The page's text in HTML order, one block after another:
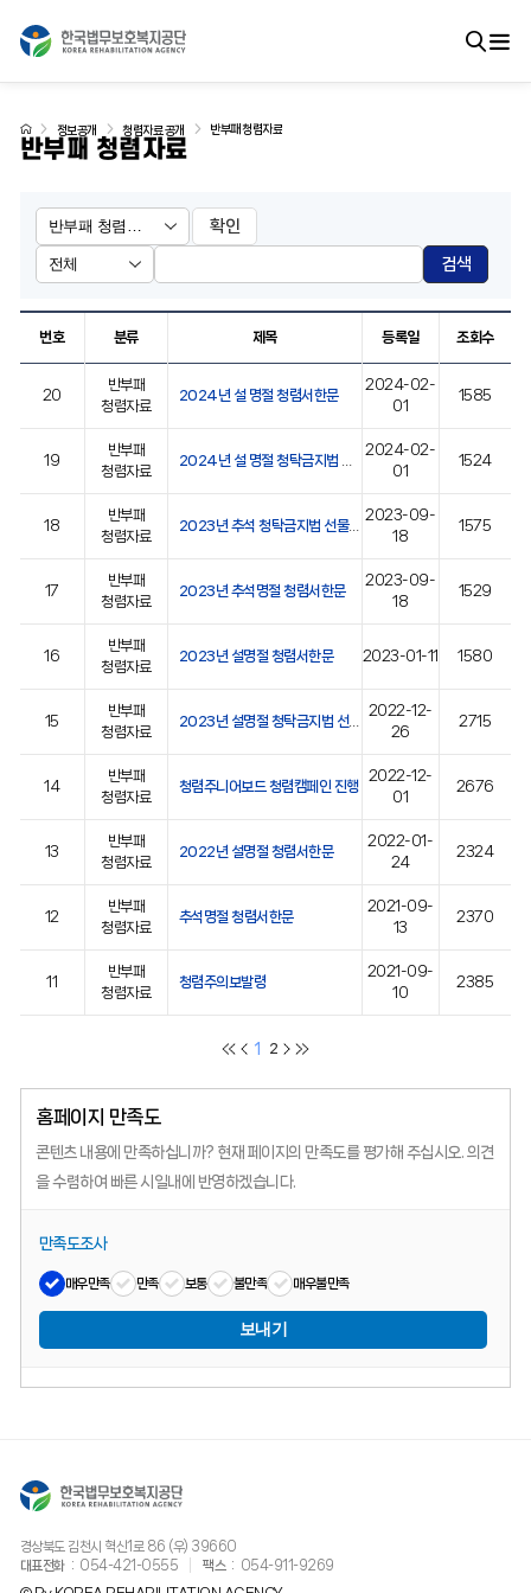
반부패 청렴자료
정보공개 청렴자료 공개 반부패 청렴자료
확인
검색
번호 분류 제목 등록일 조회수
20
반부패
청렴자료
2024년 설 명절 청렴서한문
2024-02-
01
1585
19
반부패
청렴자료
2024-02-
01
1524
18
반부패
청렴자료
2023년 추석 청탁금지법 선물 바로알기
2023-09-
18
1575
17
반부패
청렴자료
2023년 추석명절 청렴서한문
2023-09-
18
1529
16
반부패
청렴자료
2023년 설명절 청렴서한문 2023-01-11 1580
15
반부패
청렴자료
2023년 설명절 청탁금지법 선물 바로알기
2022-12-
26
2715
14
반부패
청렴자료
청렴주니어보드 청렴캠페인 진행
2022-12-
01
2676
13
반부패
청렴자료
2022년 설명절 청렴서한문
2022-01-
24
2324
12
반부패
청렴자료
추석명절 청렴서한문
2021-09-
13
2370
11
반부패
청렴자료
청렴주의보발령
2021-09-
10
2385
1 2
홈페이지 만족도
콘텐츠 내용에 만족하십니까? 현재 페이지의 만족도를 평가해 주십시오. 의견
을 수렴하여 빠른 시일내에 반영하겠습니다.
만족도조사
매우만족 만족 보통 불만족 매우불만족
보내기
경상북도 김천시 혁신1로 86 (우) 39660
대표전화
054-421-0555 팩스 054-911-9269